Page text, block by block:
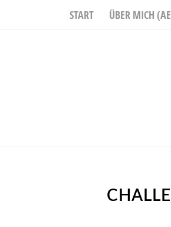
START ÜBER MICH